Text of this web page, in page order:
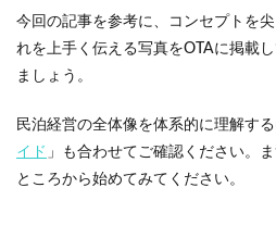
今回の記事を参考に、コンセプトを
れを上手く伝える写真をOTAに掲載
ましょう。
民泊経営の全体像を体系的に理解する
イド 」も合わせてご確認ください。
ところから始めてみてください。